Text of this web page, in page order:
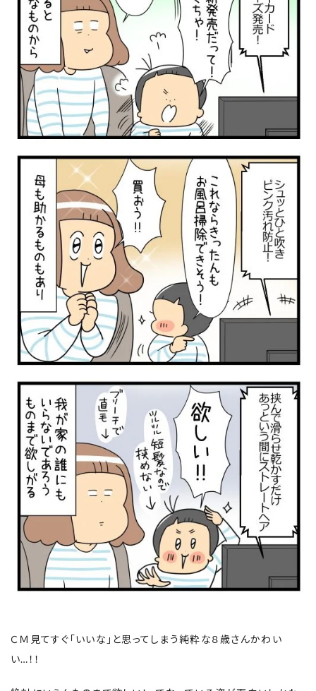
ＣＭ見てすぐ「いいな」と思ってしまう純粋な８歳さんかわい
い…！！